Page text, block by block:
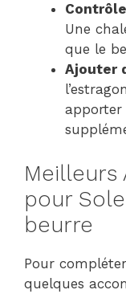
Une
que le
Ajouter
Meilleurs
pour
beurre
Pour
quelques